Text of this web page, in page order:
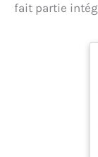
fait partie